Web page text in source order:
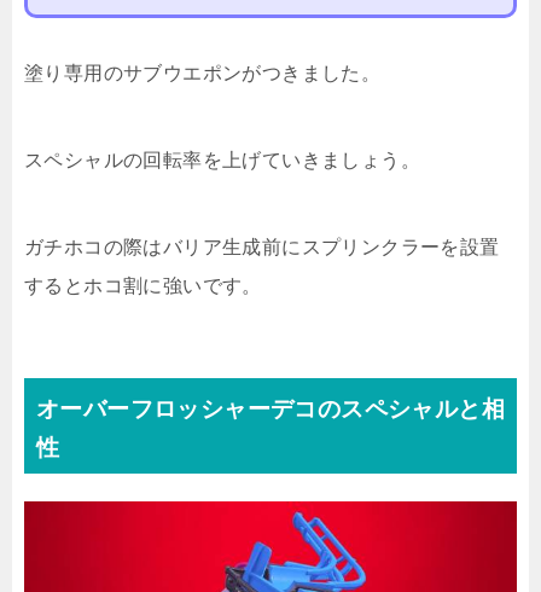
塗り専用のサブウエポンがつきました。
スペシャルの回転率を上げていきましょう。
ガチホコの際はバリア生成前にスプリンクラーを設置
するとホコ割に強いです。
オーバーフロッシャーデコのスペシャルと相
性